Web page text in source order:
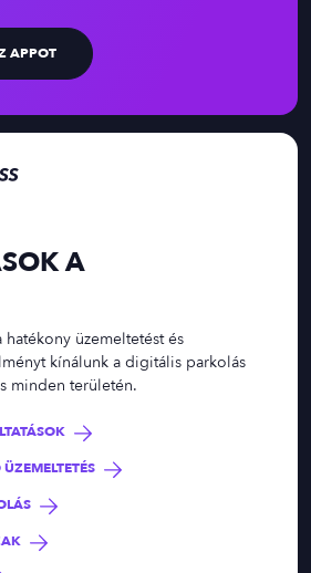
APPOT
A
hatékony üzemeltetést és
kínálunk a digitális parkolás
minden területén.